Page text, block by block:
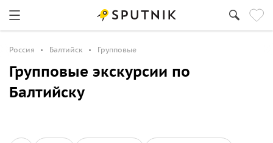
Россия Балтийск Групповые
Групповые экскурсии по
Балтийску